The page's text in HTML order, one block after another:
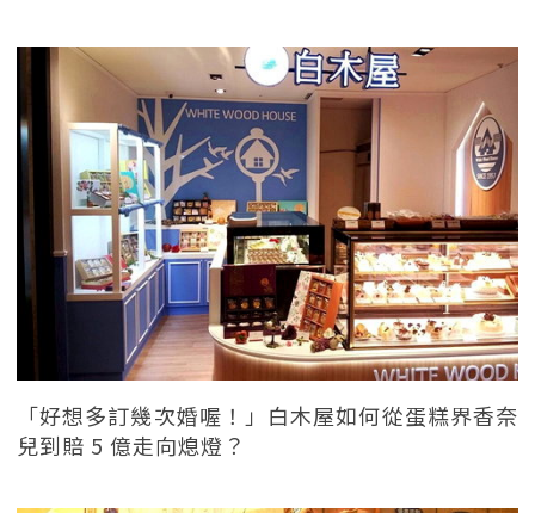
「好想多訂幾次婚喔！」白木屋如何從蛋糕界香奈
兒到賠 5 億走向熄燈？